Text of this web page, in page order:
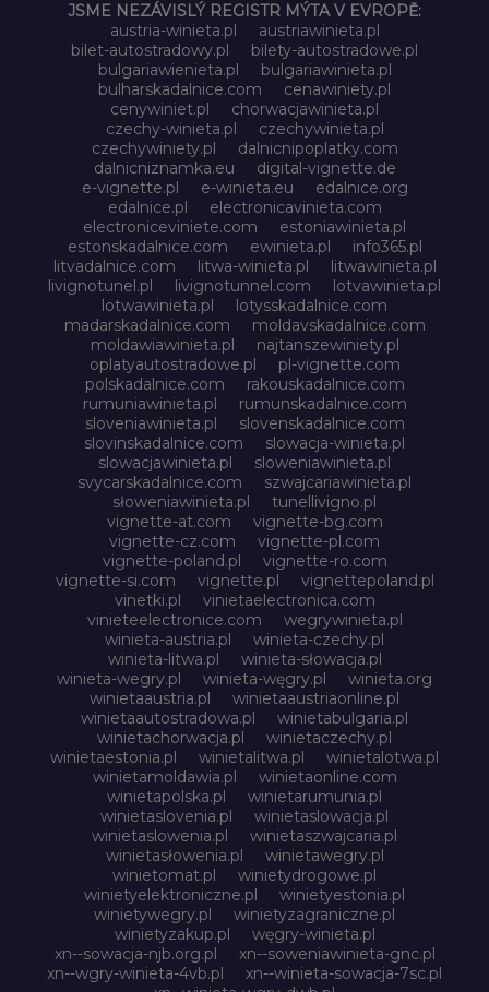
JSME NEZÁVISLÝ REGISTR MÝTA V EVROPĚ:
austria-winieta.pl
austriawinieta.pl
bilet-autostradowy.pl
bilety-autostradowe.pl
bulgariawienieta.pl
bulgariawinieta.pl
bulharskadalnice.com
cenawiniety.pl
cenywiniet.pl
chorwacjawinieta.pl
czechy-winieta.pl
czechywinieta.pl
czechywiniety.pl
dalnicnipoplatky.com
dalnicniznamka.eu
digital-vignette.de
e-vignette.pl
e-winieta.eu
edalnice.org
edalnice.pl
electronicavinieta.com
electroniceviniete.com
estoniawinieta.pl
estonskadalnice.com
ewinieta.pl
info365.pl
litvadalnice.com
litwa-winieta.pl
litwawinieta.pl
livignotunel.pl
livignotunnel.com
lotvawinieta.pl
lotwawinieta.pl
lotysskadalnice.com
madarskadalnice.com
moldavskadalnice.com
moldawiawinieta.pl
najtanszewiniety.pl
oplatyautostradowe.pl
pl-vignette.com
polskadalnice.com
rakouskadalnice.com
rumuniawinieta.pl
rumunskadalnice.com
sloveniawinieta.pl
slovenskadalnice.com
slovinskadalnice.com
slowacja-winieta.pl
slowacjawinieta.pl
sloweniawinieta.pl
svycarskadalnice.com
szwajcariawinieta.pl
słoweniawinieta.pl
tunellivigno.pl
vignette-at.com
vignette-bg.com
vignette-cz.com
vignette-pl.com
vignette-poland.pl
vignette-ro.com
vignette-si.com
vignette.pl
vignettepoland.pl
vinetki.pl
vinietaelectronica.com
vinieteelectronice.com
wegrywinieta.pl
winieta-austria.pl
winieta-czechy.pl
winieta-litwa.pl
winieta-słowacja.pl
winieta-wegry.pl
winieta-węgry.pl
winieta.org
winietaaustria.pl
winietaaustriaonline.pl
winietaautostradowa.pl
winietabulgaria.pl
winietachorwacja.pl
winietaczechy.pl
winietaestonia.pl
winietalitwa.pl
winietalotwa.pl
winietamoldawia.pl
winietaonline.com
winietapolska.pl
winietarumunia.pl
winietaslovenia.pl
winietaslowacja.pl
winietaslowenia.pl
winietaszwajcaria.pl
winietasłowenia.pl
winietawegry.pl
winietomat.pl
winietydrogowe.pl
winietyelektroniczne.pl
winietyestonia.pl
winietywegry.pl
winietyzagraniczne.pl
winietyzakup.pl
węgry-winieta.pl
xn--sowacja-njb.org.pl
xn--soweniawinieta-gnc.pl
xn--wgry-winieta-4vb.pl
xn--winieta-sowacja-7sc.pl